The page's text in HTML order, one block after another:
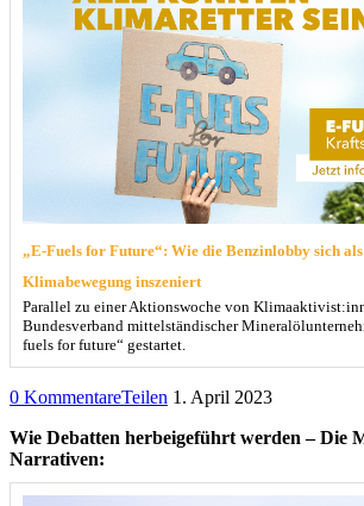
„E-Fuels for Future“: Wie die Benzinlobby sich
Klimabewegung inszeniert
Parallel zu einer Aktionswoche von
Bundesverband mittelständischer
fuels for future“ gestartet.
0 KommentareTeilen 1. April 2023
Wie Debatten herbeigeführt werden – Die
Narrativen: